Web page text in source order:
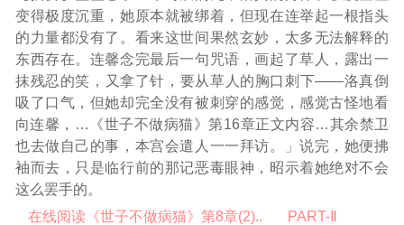
变得极度沉重，她原本就被绑着，但现在连举起一根指头
的力量都没有了。看来这世间果然玄妙，太多无法解释的
东西存在。连馨念完最后一句咒语，画起了草人，露出一
抹残忍的笑，又拿了针，要从草人的胸口刺下——洛真倒
吸了口气，但她却完全没有被刺穿的感觉，感觉古怪地看
向连馨， …《世子不做病猫》第16章正文内容…其余禁卫
也去做自己的事，本宫会遣人一一拜访。」说完，她便拂
袖而去，只是临行前的那记恶毒眼神，昭示着她绝对不会
这么罢手的。
在线阅读《世子不做病猫》第8章(2)..
PART-Ⅱ